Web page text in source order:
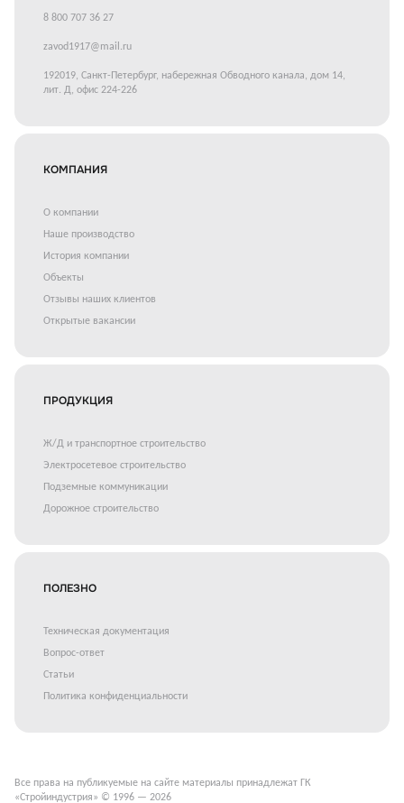
8 800 707 36 27
zavod1917@mail.ru
192019, Санкт-Петербург, набережная Обводного канала, дом 14,
лит. Д, офис 224-226
КОМПАНИЯ
О компании
Наше производство
История компании
Объекты
Отзывы наших клиентов
Открытые вакансии
ПРОДУКЦИЯ
Ж/Д и транспортное строительство
Электросетевое строительство
Подземные коммуникации
Дорожное строительство
ПОЛЕЗНО
Техническая документация
Вопрос-ответ
Статьи
Политика конфиденциальности
Все права на публикуемые на сайте материалы принадлежат ГК
«Стройиндустрия» © 1996 — 2026